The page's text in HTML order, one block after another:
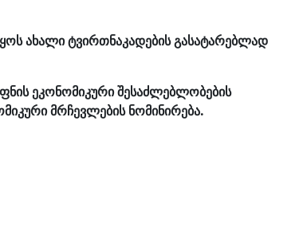
ახალი ტვირთნაკადების გასატარებლად
ეკონომიკური შესაძლებლობების
მრჩევლების ნომინირება.